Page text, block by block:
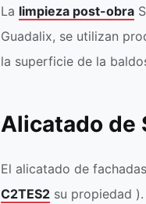
La limpieza post-obra
Guadalix, se utilizan
la superficie de la
Alicatado de
El alicatado de
C2TES2 su propiedad